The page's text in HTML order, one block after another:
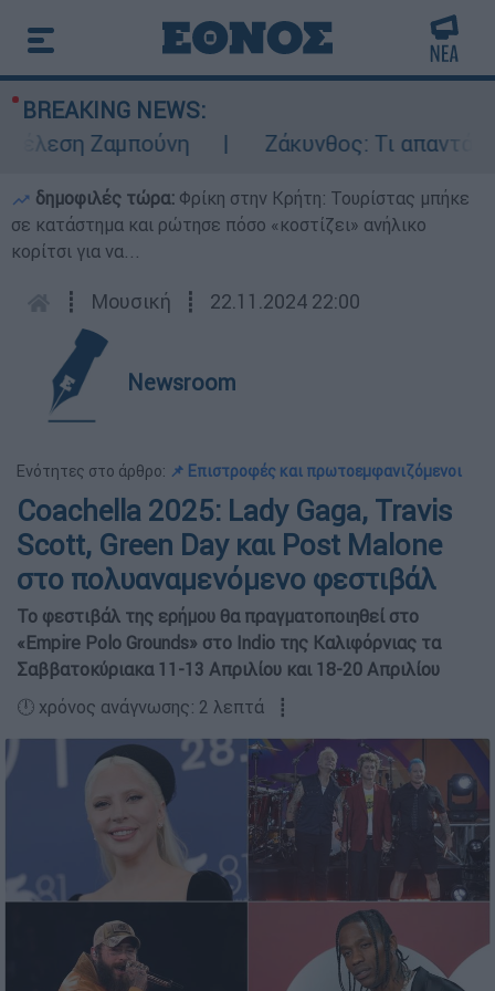
BREAKING NEWS:
Ζαμπούνη
Ζάκυνθος: Τι απαντά η
δημοφιλές τώρα: Φρίκη στην Κρήτη: Τουρίστας μπήκε
σε κατάστημα και ρώτησε πόσο «κοστίζει» ανήλικο
κορίτσι για να...
┋ Μουσική ┋ 22.11.2024 22:00
Newsroom
Ενότητες στο άρθρο: 📌 Επιστροφές και πρωτοεμφανιζόμενοι
Coachella 2025: Lady Gaga, Travis
Scott, Green Day και Post Malone
στο πολυαναμενόμενο φεστιβάλ
Το φεστιβάλ της ερήμου θα πραγματοποιηθεί στο
«Empire Polo Grounds» στο Indio της Καλιφόρνιας τα
Σαββατοκύριακα 11-13 Απριλίου και 18-20 Απριλίου
🕛 χρόνος ανάγνωσης: 2 λεπτά ┋